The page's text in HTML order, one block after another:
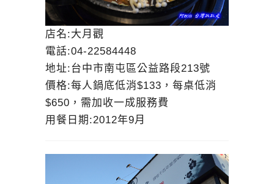
店名:大月觀
電話:04-22584448
地址:台中市南屯區公益路段213號
價格:每人鍋底低消$133，每桌低消
$650，需加收一成服務費
用餐日期:2012年9月